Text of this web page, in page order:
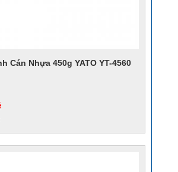
Cán Nhựa 450g YATO YT-4560